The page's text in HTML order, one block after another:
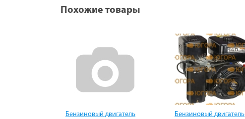
Похожие товары
Бензиновый двигатель
Бензиновый двигатель